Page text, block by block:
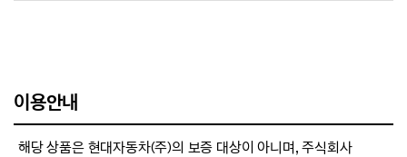
이용안내
해당 상품은 현대자동차(주)의 보증 대상이 아니며, 주식회사